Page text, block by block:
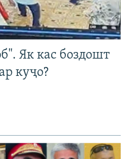
Як кас боздошт
куҷо?